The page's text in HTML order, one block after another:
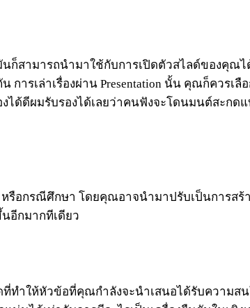
นก็สามารถนำมาใช้กับการเปิดตัวสไลด์ของคุ
รเล่าเรื่องผ่าน Presentation นั้น คุณก็ควรเลื
ได้ดีผมรับรองได้เลยว่าคนฟังจะโดนมนต์สะก
รือกรณีศึกษา โดยคุณอาจนำมาปรับเป็นการส
อีกมากทีเดียว
ทำให้หัวข้อที่คุณกำลังจะนำเสนอได้รับความส